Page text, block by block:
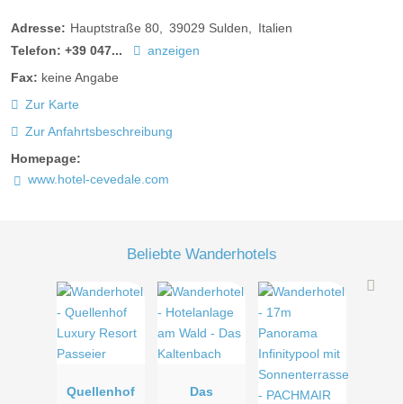
Adresse: Hauptstraße 80 39029 Sulden
Italien
Telefon: +39 047...
anzeigen
Fax: keine Angabe
Zur Karte
Zur Anfahrtsbeschreibung
Homepage:
www.hotel-cevedale.com
Beliebte Wanderhotels
Quellenhof
Das